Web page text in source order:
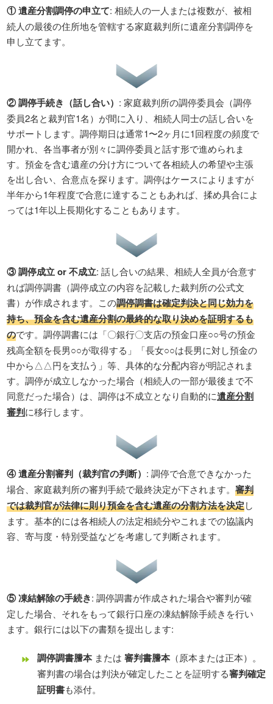
① 遺産分割調停の申立て: 相続人の一人または複数が、被相
続人の最後の住所地を管轄する家庭裁判所に遺産分割調停を
申し立てます。
② 調停手続き（話し合い） : 家庭裁判所の調停委員会（調停
委員2名と裁判官1名）が間に入り、相続人同士の話し合いを
サポートします。調停期日は通常1〜2ヶ月に1回程度の頻度で
開かれ、各当事者が別々に調停委員と話す形で進められま
す。預金を含む遺産の分け方について各相続人の希望や主張
を出し合い、合意点を探ります。調停はケースによりますが
半年から1年程度で合意に達することもあれば、揉め具合によ
っては1年以上長期化することもあります。
③ 調停成立 or 不成立: 話し合いの結果、相続人全員が合意す
れば調停調書（調停成立の内容を記載した裁判所の公式文
書）が作成されます。この調停調書は確定判決と同じ効力を
持ち、預金を含む遺産分割の最終的な取り決めを証明するも
のです。調停調書には「〇銀行〇支店の預金口座○○号の預金
残高全額を長男○○が取得する」「長女○○は長男に対し預金の
中から△△円を支払う」等、具体的な分配内容が明記されま
す。調停が成立しなかった場合（相続人の一部が最後まで不
同意だった場合）は、調停は不成立となり自動的に遺産分割
審判に移行します。
④ 遺産分割審判（裁判官の判断） : 調停で合意できなかった
場合、家庭裁判所の審判手続で最終決定が下されます。審判
では裁判官が法律に則り預金を含む遺産の分割方法を決定し
ます。基本的には各相続人の法定相続分やこれまでの協議内
容、寄与度・特別受益などを考慮して判断されます。
⑤ 凍結解除の手続き: 調停調書が作成された場合や審判が確
定した場合、それをもって銀行口座の凍結解除手続きを行い
ます。銀行には以下の書類を提出します:
調停調書謄本または審判書謄本（原本または正本）。
審判書の場合は判決が確定したことを証明する審判確定
証明書も添付。